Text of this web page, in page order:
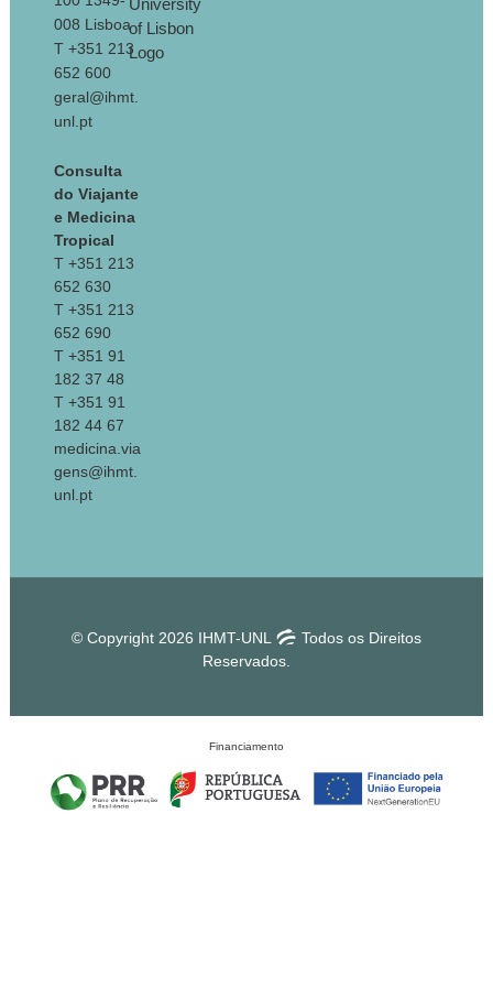
008 Lisboa
T +351 213
652 600
geral@ihmt.
unl.pt
Consulta
do Viajante
e Medicina
Tropical
T +351 213
652 630
T +351 213
652 690
T +351 91
182 37 48
T +351 91
182 44 67
medicina.via
gens@ihmt.
unl.pt
© Copyright 2026 IHMT-UNL
Todos os Direitos
Reservados.
Financiamento